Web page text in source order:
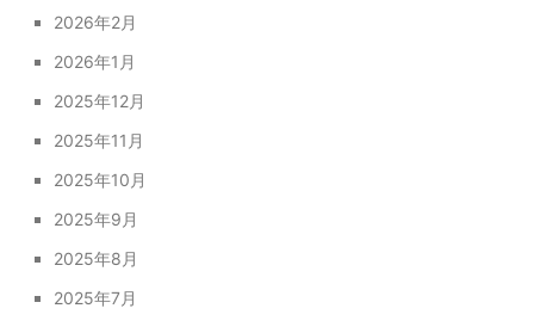
2026年2月
2026年1月
2025年12月
2025年11月
2025年10月
2025年9月
2025年8月
2025年7月